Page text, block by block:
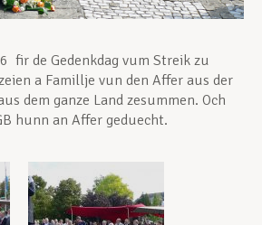
fir de Gedenkdag vum Streik zu
a Famillje vun den Affer aus der
dem ganze Land zesummen. Och
hunn an Affer geduecht.